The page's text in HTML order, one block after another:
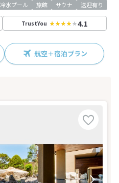
冷水プール 旅館 サウナ 送迎有り
TrustYou 4.1
航空＋宿泊プラン